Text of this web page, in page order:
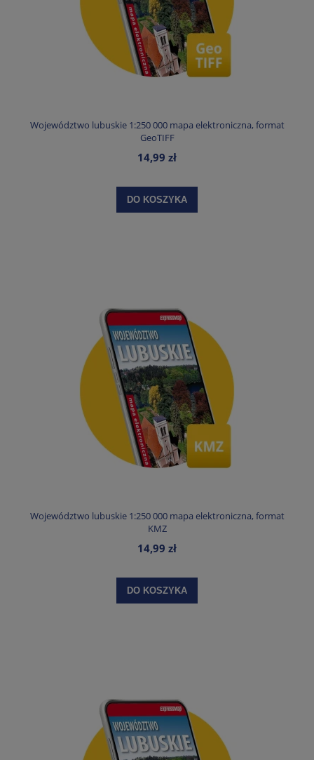
Województwo lubuskie 1:250 000 mapa elektroniczna, format
GeoTIFF
14,99 zł
DO KOSZYKA
Województwo lubuskie 1:250 000 mapa elektroniczna, format
KMZ
14,99 zł
DO KOSZYKA